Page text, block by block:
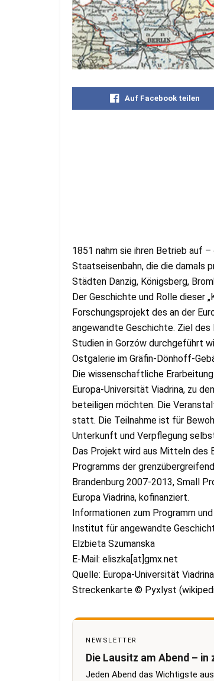
Auf Facebook teilen
1851 nahm sie ihren Betrieb auf
Staatseisenbahn, die die damals
Städten Danzig, Königsberg,
Der Geschichte und Rolle dieser
Forschungsprojekt des an der
angewandte Geschichte. Ziel
Studien in Gorzów durchgeführt
Ostgalerie im Gräfin-Dönhoff-
Die wissenschaftliche
Europa-Universität Viadrina, zu
beteiligen möchten. Die
statt. Die Teilnahme ist für
Unterkunft und Verpflegung
Das Projekt wird aus Mitteln des
Programms der
Brandenburg 2007-2013, Small
Europa Viadrina, kofinanziert.
Informationen zum Programm
Institut für angewandte
Elzbieta Szumanska
E-Mail: eliszka[at]gmx.net
Quelle: Europa-Universität Viadrina
Streckenkarte © Pyxlyst
NEWSLETTER
Die Lausitz am Abend – in
Jeden Abend das Wichtigste